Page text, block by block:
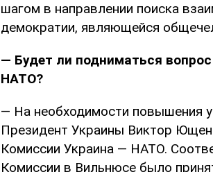
шагом в направлении поиска
демократии, являющейся
— Будет ли подниматься
НАТО?
— На необходимости повышения
Президент Украины Виктор
Комиссии Украина — НАТО.
Комиссии в Вильнюсе было